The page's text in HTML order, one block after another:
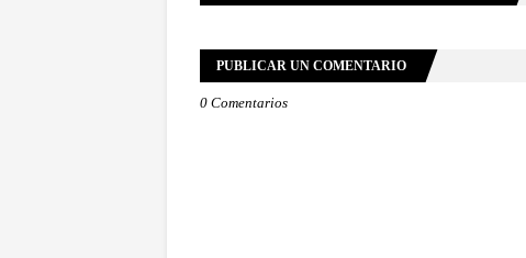
PUBLICAR UN COMENTARIO
0 Comentarios